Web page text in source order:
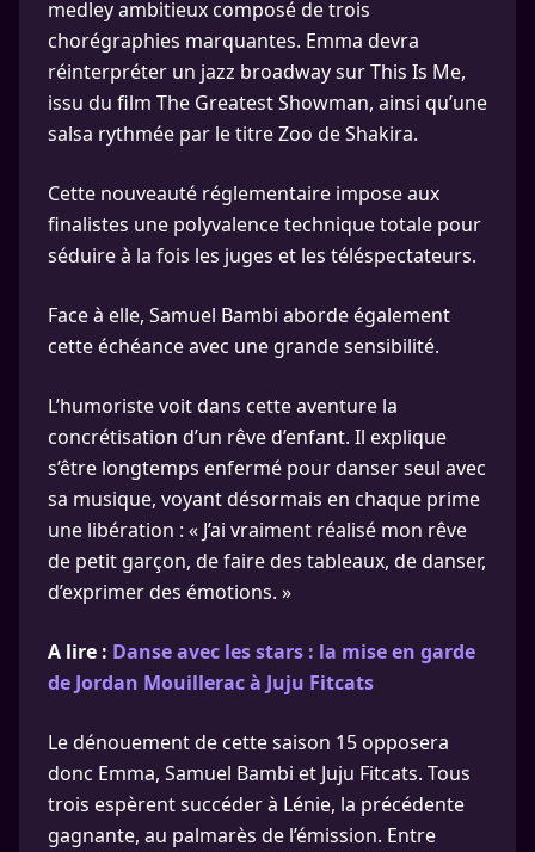
medley ambitieux composé de trois
chorégraphies marquantes. Emma devra
réinterpréter un jazz broadway sur This Is Me,
issu du film The Greatest Showman, ainsi qu’une
salsa rythmée par le titre Zoo de Shakira.
Cette nouveauté réglementaire impose aux
finalistes une polyvalence technique totale pour
séduire à la fois les juges et les téléspectateurs.
Face à elle, Samuel Bambi aborde également
cette échéance avec une grande sensibilité.
L’humoriste voit dans cette aventure la
concrétisation d’un rêve d’enfant. Il explique
s’être longtemps enfermé pour danser seul avec
sa musique, voyant désormais en chaque prime
une libération : « J’ai vraiment réalisé mon rêve
de petit garçon, de faire des tableaux, de danser,
d’exprimer des émotions. »
A lire : Danse avec les stars : la mise en garde
de Jordan Mouillerac à Juju Fitcats
Le dénouement de cette saison 15 opposera
donc Emma, Samuel Bambi et Juju Fitcats. Tous
trois espèrent succéder à Lénie, la précédente
gagnante, au palmarès de l’émission. Entre